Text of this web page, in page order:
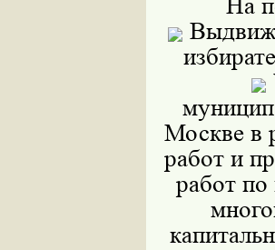
Москве в
работ и
работ